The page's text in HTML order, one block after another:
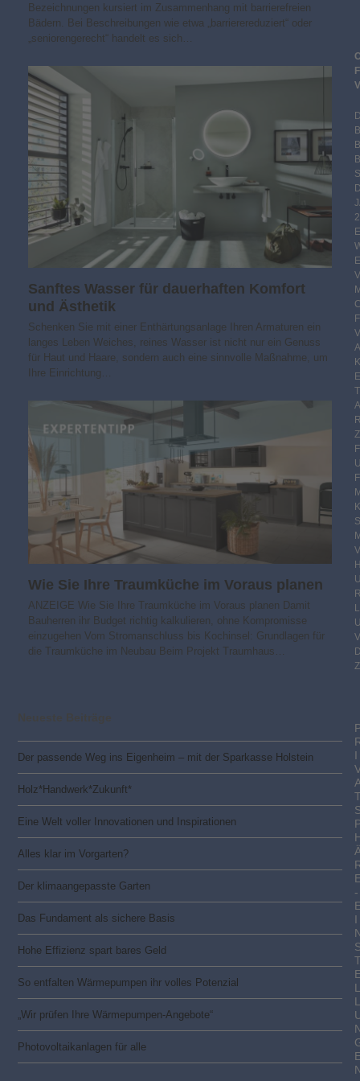
Bezeichnungen kursiert im Zusammenhang mit barrierefreien
Bädern. Bei Beschreibungen wie etwa „barrierereduziert“ oder
„seniorengerecht“ handelt es sich…
Sanftes Wasser für dauerhaften Komfort
und Ästhetik
Schenken Sie mit einer Enthärtungsanlage Ihren Armaturen ein
langes Leben Weiches, reines Wasser ist nicht nur ein Genuss
für Haut und Haare, sondern auch eine sinnvolle Maßnahme, um
Ihre Einrichtung…
Wie Sie Ihre Traumküche im Voraus planen
ANZEIGE Wie Sie Ihre Traumküche im Voraus planen Damit
Bauherren ihr Budget richtig kalkulieren, ohne Kompromisse
einzugehen Vom Stromanschluss bis Kochinsel: Grundlagen für
die Traumküche im Neubau Beim Projekt Traumhaus…
Der passende Weg ins Eigenheim – mit der Sparkasse Holstein
Holz*Handwerk*Zukunft*
Eine Welt voller Innovationen und Inspirationen
Alles klar im Vorgarten?
Der klimaangepasste Garten
Das Fundament als sichere Basis
Hohe Effizienz spart bares Geld
So entfalten Wärmepumpen ihr volles Potenzial
„Wir prüfen Ihre Wärmepumpen-Angebote“
Photovoltaik­­anlagen für alle
I
-
I
L
L